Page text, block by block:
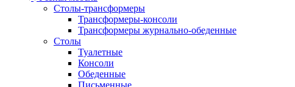
Столы-трансформеры
Трансформеры-консоли
Трансформеры журнально-обеденные
Столы
Туалетные
Консоли
Обеденные
Письменные